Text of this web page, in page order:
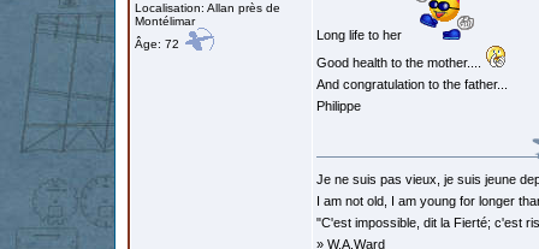
Localisation: Allan près de
Montélimar
Âge: 72
Long life to her
Good health to the mother....
And congratulation to the father...
Philippe
Je ne suis pas vieux, je suis jeune
I am not old, I am young for longer
"C'est impossible, dit la Fierté; c'est
» W.A.Ward